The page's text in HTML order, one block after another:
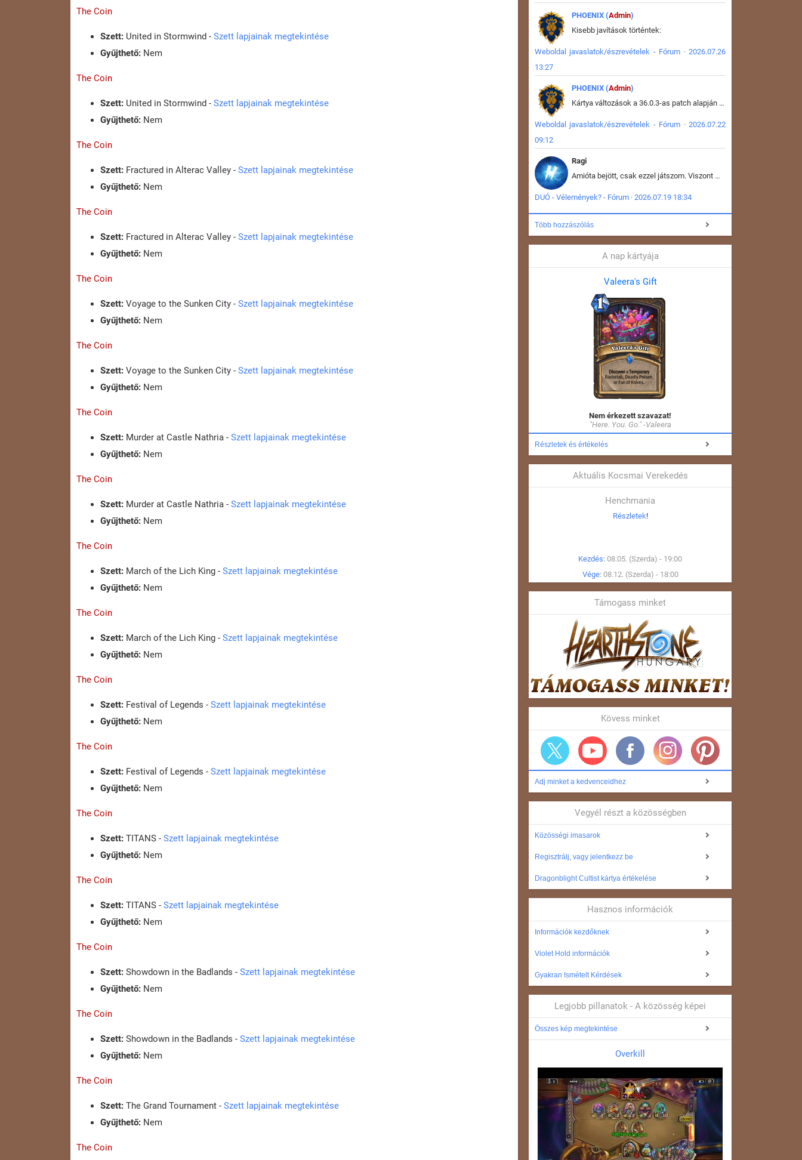
The Coin
Szett: United in Stormwind - Szett lapjainak megtekintése
Gyűjthető: Nem
The Coin
Szett: United in Stormwind - Szett lapjainak megtekintése
Gyűjthető: Nem
The Coin
Szett: Fractured in Alterac Valley - Szett lapjainak megtekintése
Gyűjthető: Nem
The Coin
Szett: Fractured in Alterac Valley - Szett lapjainak megtekintése
Gyűjthető: Nem
The Coin
Szett: Voyage to the Sunken City - Szett lapjainak megtekintése
Gyűjthető: Nem
The Coin
Szett: Voyage to the Sunken City - Szett lapjainak megtekintése
Gyűjthető: Nem
The Coin
Szett: Murder at Castle Nathria - Szett lapjainak megtekintése
Gyűjthető: Nem
The Coin
Szett: Murder at Castle Nathria - Szett lapjainak megtekintése
Gyűjthető: Nem
The Coin
Szett: March of the Lich King - Szett lapjainak megtekintése
Gyűjthető: Nem
The Coin
Szett: March of the Lich King - Szett lapjainak megtekintése
Gyűjthető: Nem
The Coin
Szett: Festival of Legends - Szett lapjainak megtekintése
Gyűjthető: Nem
The Coin
Szett: Festival of Legends - Szett lapjainak megtekintése
Gyűjthető: Nem
The Coin
Szett: TITANS - Szett lapjainak megtekintése
Gyűjthető: Nem
The Coin
Szett: TITANS - Szett lapjainak megtekintése
Gyűjthető: Nem
The Coin
Szett: Showdown in the Badlands - Szett lapjainak megtekintése
Gyűjthető: Nem
The Coin
Szett: Showdown in the Badlands - Szett lapjainak megtekintése
Gyűjthető: Nem
The Coin
Szett: The Grand Tournament - Szett lapjainak megtekintése
Gyűjthető: Nem
The Coin
PHOENIX (Admin)
Kisebb javítások történtek:
Weboldal javaslatok/észrevételek - Fórum · 2026.07.26
13:27
PHOENIX (Admin)
Kártya változások a 36.0.3-as patch alapján frissítve az adatbázisban (képek is cserélve).
Weboldal javaslatok/észrevételek - Fórum · 2026.07.22
09:12
Ragi
Amióta bejött, csak ezzel játszom. Viszont mint minden más - akár az alapjáték is, ez is baromira összetett lett. Néha már pár kör után is esélytelen az egész. Vagy irreállisan túltápol valaki, vagy lelép a partner, vagy csak hülye mint a segg. És amikor eljönne az én időm, na akkor jön el mindenki másé is. Engem jobban érdekelne, hogy ki milyen ratingen szokott játszani. Na ez lenne egy érdekes adat.
DUÓ - Vélemények? - Fórum · 2026.07.19 18:34
Több hozzászólás
A nap kártyája
Valeera's Gift
Nem érkezett szavazat!
"Here. You. Go." -Valeera
Részletek és értékelés
Aktuális Kocsmai Verekedés
Henchmania
Részletek!
Kezdés: 08.05. (Szerda) - 19:00
Vége: 08.12. (Szerda) - 18:00
Támogass minket
Kövess minket
Adj minket a kedvenceidhez
Vegyél részt a közösségben
Közösségi imasarok
Regisztrálj, vagy jelentkezz be
Dragonblight Cultist kártya értékelése
Hasznos információk
Információk kezdőknek
Violet Hold információk
Gyakran Ismételt Kérdések
Legjobb pillanatok - A közösség képei
Összes kép megtekintése
Overkill